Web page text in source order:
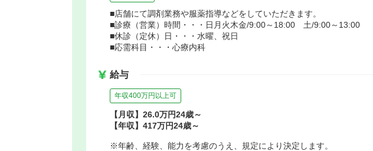
■店舗にて調剤業務や服薬指導などをしていただきます。
■診療（営業）時間・・・日月火木金/9:00～18:00 土/9:00～13:00
■休診（定休）日・・・水曜、祝日
■応需科目・・・心療内科
給与
年収400万円以上可
【月収】26.0万円24歳～
【年収】417万円24歳～
※年齢、経験、能力を考慮のうえ、規定により決定します。